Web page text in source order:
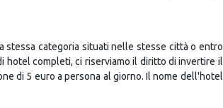
(Villa Flora, Mondello Felix, Le Muse) o